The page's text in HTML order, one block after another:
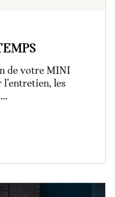
de votre MINI
les